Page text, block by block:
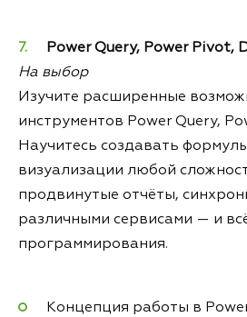
PowerQuery, Power Pivot,
На выбор
Изучите расширенные
инструментов Power Query,
Научитесь создавать
визуализации любой
продвинутые отчёты,
различными сервисами — и
программирования.
Концепция работы в